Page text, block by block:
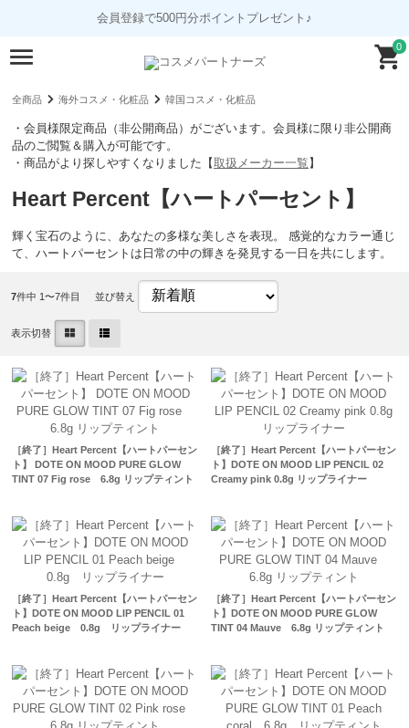
会員登録で500円分ポイントプレゼント♪
0
全商品 海外コスメ・化粧品 韓国コスメ・化粧品
・会員様限定商品（非公開商品）がございます。会員様に限り非公開商
品のご閲覧＆購入が可能です。
・商品がより探しやすくなりました【取扱メーカー一覧 】
Heart Percent【ハートパーセント】
輝く宝石のように、あなたの多様な美しさを表現。 感覚的なカラー通じ
て、ハートパーセントは日常の中の輝きを発見する一日を共にします。
7件中 1〜7件目 並び替え
表示切替
［終了］Heart Percent【ハートパーセン
ト】 DOTE ON MOOD PURE GLOW
TINT 07 Fig rose 6.8g リップティント
［終了］Heart Percent【ハートパーセン
ト】DOTE ON MOOD LIP PENCIL 02
Creamy pink 0.8g リップライナー
［終了］Heart Percent【ハートパーセン
ト】DOTE ON MOOD LIP PENCIL 01
Peach beige 0.8g リップライナー
［終了］Heart Percent【ハートパーセン
ト】DOTE ON MOOD PURE GLOW
TINT 04 Mauve 6.8g リップティント